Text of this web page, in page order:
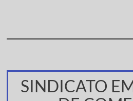
SINDICATO